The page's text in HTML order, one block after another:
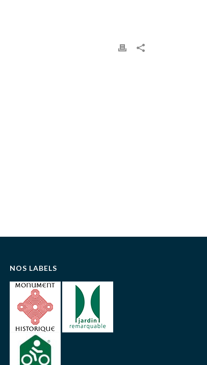
NOS LABELS